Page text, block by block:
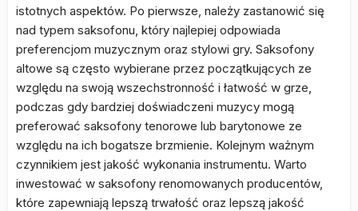
istotnych aspektów. Po pierwsze, należy zastanowić się
nad typem saksofonu, który najlepiej odpowiada
preferencjom muzycznym oraz stylowi gry. Saksofony
altowe są często wybierane przez początkujących ze
względu na swoją wszechstronność i łatwość w grze,
podczas gdy bardziej doświadczeni muzycy mogą
preferować saksofony tenorowe lub barytonowe ze
względu na ich bogatsze brzmienie. Kolejnym ważnym
czynnikiem jest jakość wykonania instrumentu. Warto
inwestować w saksofony renomowanych producentów,
które zapewniają lepszą trwałość oraz lepszą jakość